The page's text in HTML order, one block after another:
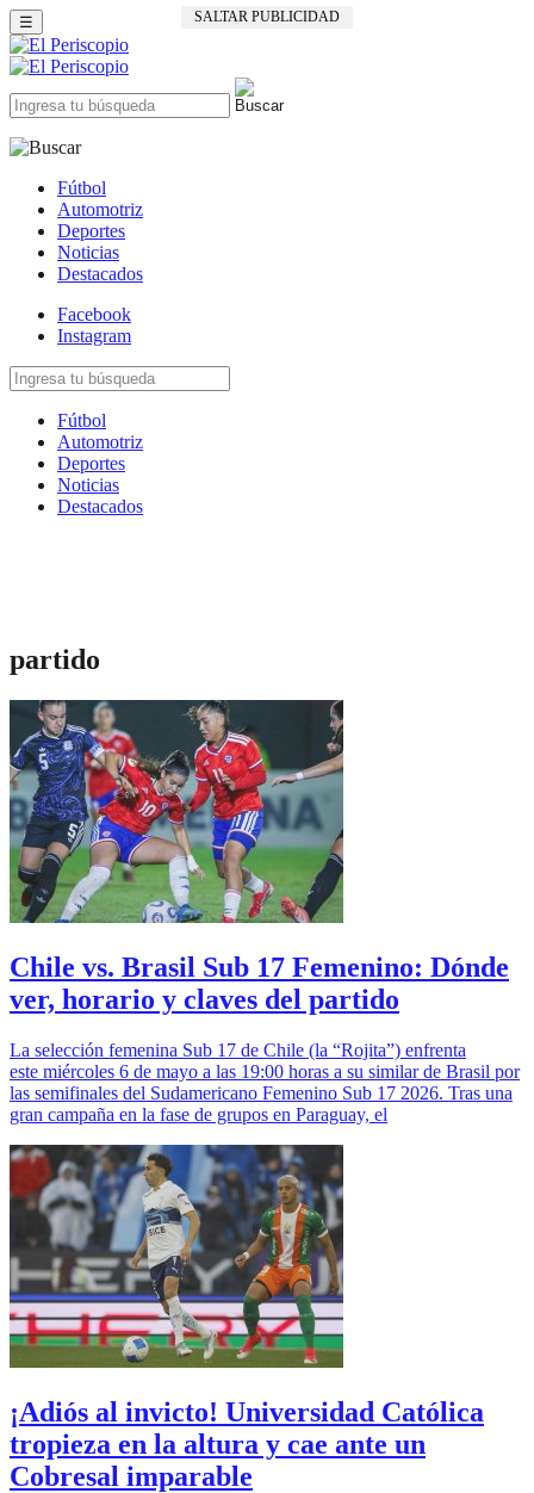
SALTAR PUBLICIDAD
☰
Fútbol
Automotriz
Deportes
Noticias
Destacados
Facebook
Instagram
Fútbol
Automotriz
Deportes
Noticias
Destacados
partido
Chile vs. Brasil Sub 17 Femenino: Dónde
ver, horario y claves del partido
La selección femenina Sub 17 de Chile (la “Rojita”) enfrenta
este miércoles 6 de mayo a las 19:00 horas a su similar de Brasil por
las semifinales del Sudamericano Femenino Sub 17 2026. Tras una
gran campaña en la fase de grupos en Paraguay, el
¡Adiós al invicto! Universidad Católica
tropieza en la altura y cae ante un
Cobresal imparable